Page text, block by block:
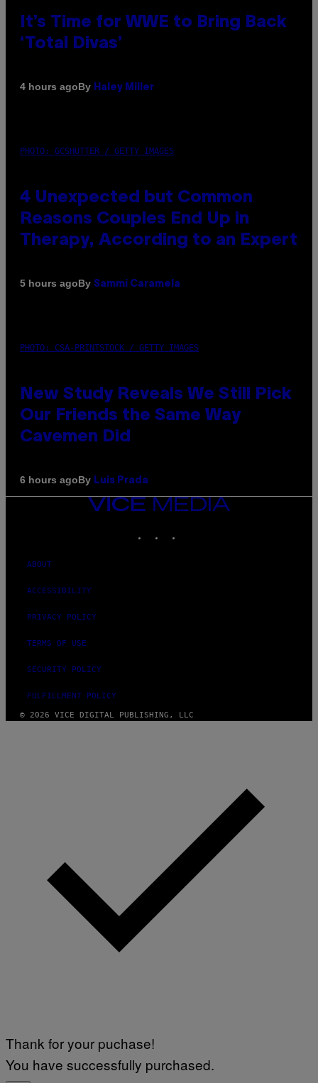
It’s Time for WWE to Bring Back
‘Total Divas’
4 hours agoBy Haley Miller
PHOTO: GCSHUTTER / GETTY IMAGES
4 Unexpected but Common
Reasons Couples End Up in
Therapy, According to an Expert
5 hours agoBy Sammi Caramela
PHOTO: CSA-PRINTSTOCK / GETTY IMAGES
New Study Reveals We Still Pick
Our Friends the Same Way
Cavemen Did
6 hours agoBy Luis Prada
VICE
MEDIA
ABOUT
ACCESSIBILITY
PRIVACY POLICY
TERMS OF USE
SECURITY POLICY
FULFILLMENT POLICY
© 2026 VICE DIGITAL PUBLISHING, LLC
Thank for your puchase!
You have successfully purchased.